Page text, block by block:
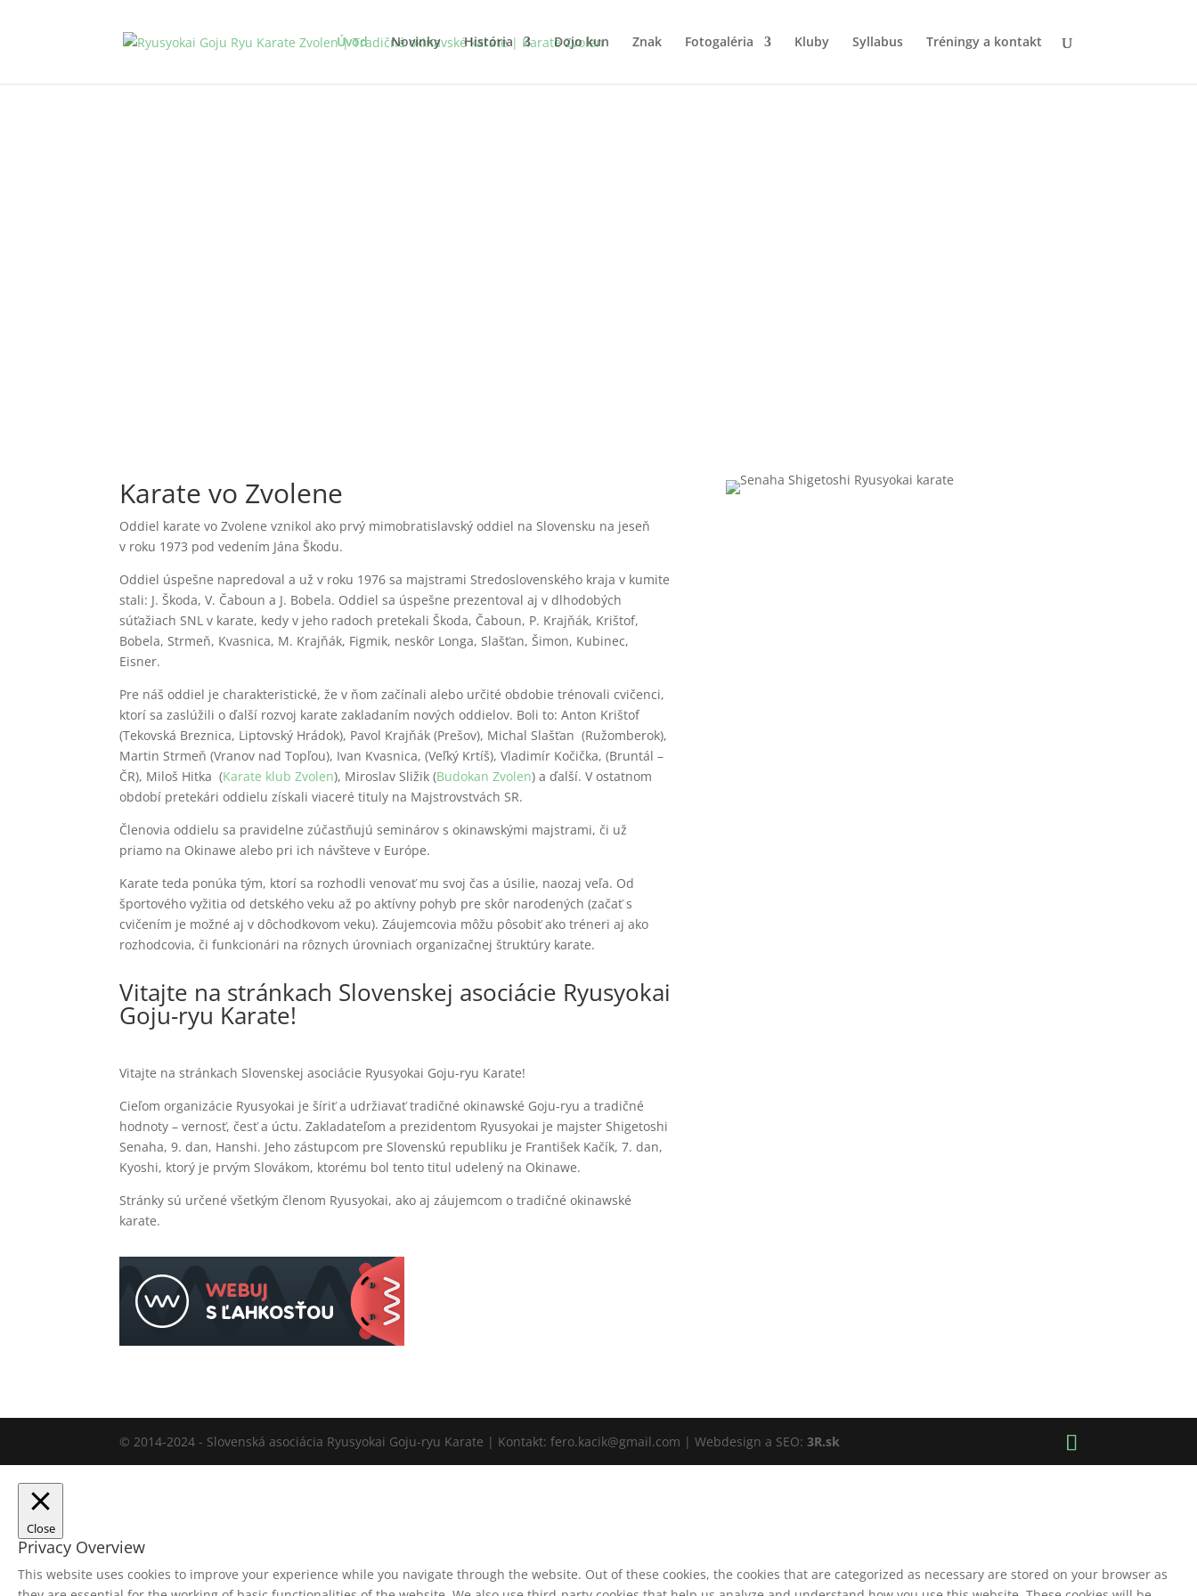
Úvod Novinky História Dojo kun Znak Fotogaléria Kluby Syllabus Tréningy a kontakt
Karate vo Zvolene
Oddiel karate vo Zvolene vznikol ako prvý mimobratislavský oddiel na Slovensku na jeseň
v roku 1973 pod vedením Jána Škodu.
Oddiel úspešne napredoval a už v roku 1976 sa majstrami Stredoslovenského kraja v kumite
stali: J. Škoda, V. Čaboun a J. Bobela. Oddiel sa úspešne prezentoval aj v dlhodobých
súťažiach SNL v karate, kedy v jeho radoch pretekali Škoda, Čaboun, P. Krajňák, Krištof,
Bobela, Strmeň, Kvasnica, M. Krajňák, Figmik, neskôr Longa, Slašťan, Šimon, Kubinec,
Eisner.
Pre náš oddiel je charakteristické, že v ňom začínali alebo určité obdobie trénovali cvičenci,
ktorí sa zaslúžili o ďalší rozvoj karate zakladaním nových oddielov. Boli to: Anton Krištof
(Tekovská Breznica, Liptovský Hrádok), Pavol Krajňák (Prešov), Michal Slašťan (Ružomberok),
Martin Strmeň (Vranov nad Topľou), Ivan Kvasnica, (Veľký Krtíš), Vladimír Kočička, (Bruntál –
ČR), Miloš Hitka (Karate klub Zvolen), Miroslav Sližik (Budokan Zvolen) a ďalší. V ostatnom
období pretekári oddielu získali viaceré tituly na Majstrovstvách SR.
Členovia oddielu sa pravidelne zúčastňujú seminárov s okinawskými majstrami, či už
priamo na Okinawe alebo pri ich návšteve v Európe.
Karate teda ponúka tým, ktorí sa rozhodli venovať mu svoj čas a úsilie, naozaj veľa. Od
športového vyžitia od detského veku až po aktívny pohyb pre skôr narodených (začať s
cvičením je možné aj v dôchodkovom veku). Záujemcovia môžu pôsobiť ako tréneri aj ako
rozhodcovia, či funkcionári na rôznych úrovniach organizačnej štruktúry karate.
Vitajte na stránkach Slovenskej asociácie Ryusyokai
Goju-ryu Karate!
Vitajte na stránkach Slovenskej asociácie Ryusyokai Goju-ryu Karate!
Cieľom organizácie Ryusyokai je šíriť a udržiavať tradičné okinawské Goju-ryu a tradičné
hodnoty – vernosť, česť a úctu. Zakladateľom a prezidentom Ryusyokai je majster Shigetoshi
Senaha, 9. dan, Hanshi. Jeho zástupcom pre Slovenskú republiku je František Kačík, 7. dan,
Kyoshi, ktorý je prvým Slovákom, ktorému bol tento titul udelený na Okinawe.
Stránky sú určené všetkým členom Ryusyokai, ako aj záujemcom o tradičné okinawské
karate.
© 2014-2024 - Slovenská asociácia Ryusyokai Goju-ryu Karate | Kontakt: fero.kacik@gmail.com | Webdesign a SEO:3R.sk
Close
Privacy Overview
This website uses cookies to improve your experience while you navigate through the website. Out of these cookies, the cookies that are categorized as necessary are stored on your browser as